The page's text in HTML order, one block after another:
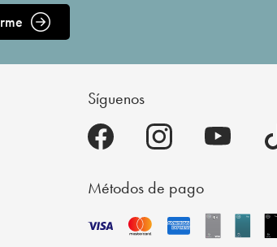
Síguenos
Métodos de pago